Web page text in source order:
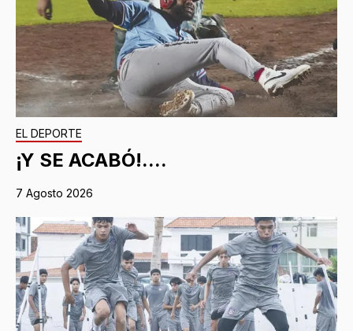
EL DEPORTE
¡Y SE ACABÓ!....
7 Agosto 2026